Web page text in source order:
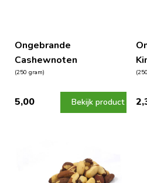
Ongebrande
Cashewnoten
(250 gram)
5,00 Bekijk product